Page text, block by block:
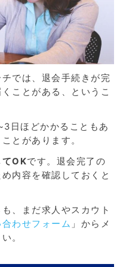
では、退会手続きが完
ことがある、というこ
日ほどかかることもあ
とがあります。
てOKです。退会完了の
内容を確認しておくと
、まだ求人やスカウト
わせフォーム 」からメ
。